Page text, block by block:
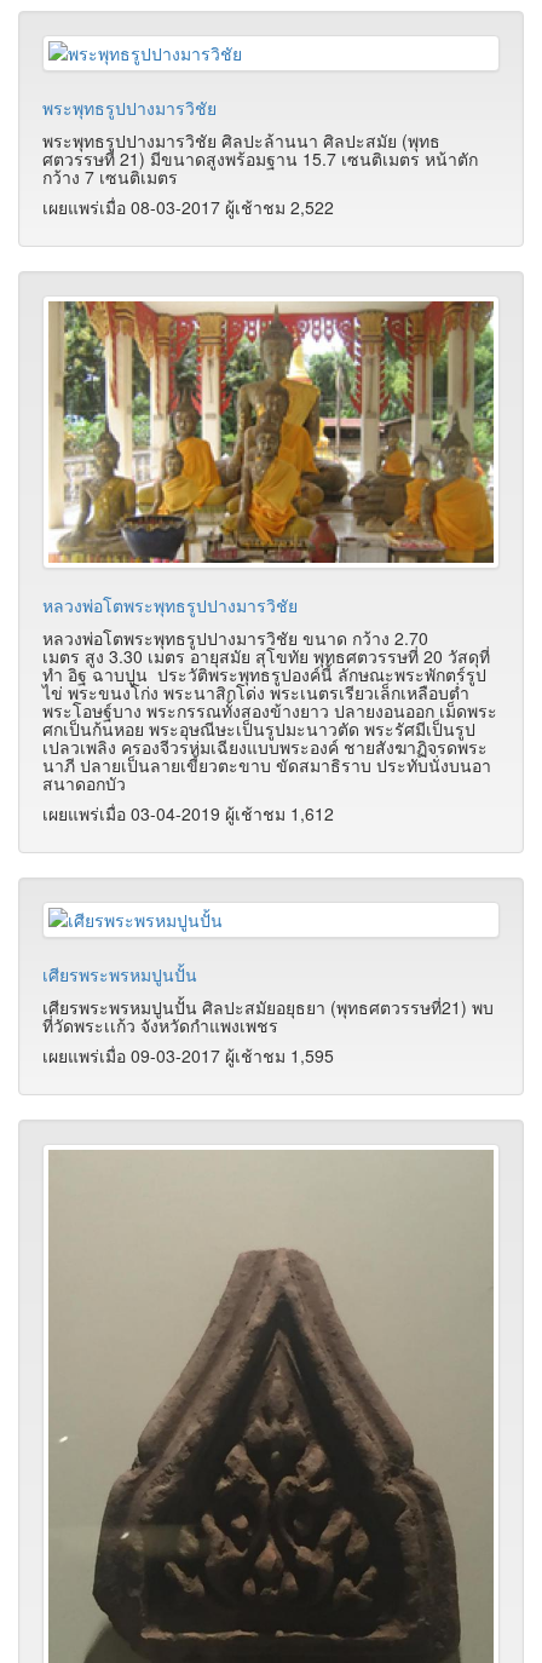
พระพุทธรูปปางมารวิชัย
พระพุทธรูปปางมารวิชัย ศิลปะล้านนา ศิลปะสมัย (พุทธ
ศตวรรษที่ 21) มีขนาดสูงพร้อมฐาน 15.7 เซนติเมตร หน้าตัก
กว้าง 7 เซนติเมตร
เผยแพร่เมื่อ 08-03-2017 ผู้เช้าชม 2,522
หลวงพ่อโตพระพุทธรูปปางมารวิชัย
หลวงพ่อโตพระพุทธรูปปางมารวิชัย ขนาด กว้าง 2.70
เมตร สูง 3.30 เมตร อายุสมัย สุโขทัย พุทธศตวรรษที่ 20 วัสดุที่
ทำ อิฐ ฉาบปูน ประวัติพระพุทธรูปองค์นี้ ลักษณะพระพักตร์รูป
ไข่ พระขนงโก่ง พระนาสิกโด่ง พระเนตรเรียวเล็กเหลือบต่ำ
พระโอษฐ์บาง พระกรรณทั้งสองข้างยาว ปลายงอนออก เม็ดพระ
ศกเป็นก้นหอย พระอุษณีษะเป็นรูปมะนาวตัด พระรัศมีเป็นรูป
เปลวเพลิง ครองจีวรห่มเฉียงแบบพระองค์ ชายสังฆาฏิจรดพระ
นาภี ปลายเป็นลายเขี้ยวตะขาบ ขัดสมาธิราบ ประทับนั่งบนอา
สนาดอกบัว
เผยแพร่เมื่อ 03-04-2019 ผู้เช้าชม 1,612
เศียรพระพรหมปูนปั้น
เศียรพระพรหมปูนปั้น ศิลปะสมัยอยุธยา (พุทธศตวรรษที่21) พบ
ที่วัดพระเเก้ว จังหวัดกำแพงเพชร
เผยแพร่เมื่อ 09-03-2017 ผู้เช้าชม 1,595